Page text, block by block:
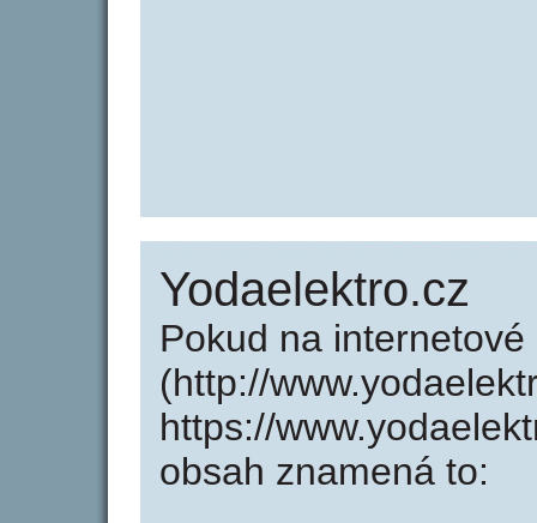
Yodaelektro.cz
Pokud na
(http://
https://
obsah znamená to: